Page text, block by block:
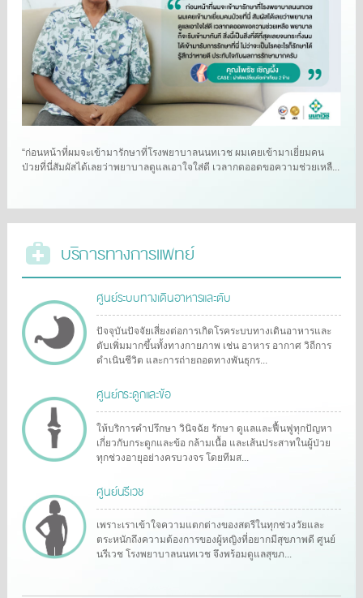
“ก่อนหน้าที่ผมจะเข้ามารักษาที่โรงพยาบาลนนทเวช ผมเคยเข้ามาเยี่ยมคน
ป่วยที่นี่สัมผัสได้เลยว่าพยาบาลดูแลเอาใจใส่ดี เวลากดออดขอความช่วยเหลื...
บริการทางการแพทย์
ศูนย์ระบบทางเดินอาหารและตับ
ปัจจุบันปัจจัยเสี่ยงต่อการเกิดโรคระบบทางเดินอาหารและ
ตับเพิ่มมากขึ้นทั้งทางกายภาพ เช่น อาหาร อากาศ วิถีการ
ดำเนินชีวิต และการถ่ายถอดทางพันธุกร...
ศูนย์กระดูกและข้อ
ให้บริการคำปรึกษา วินิจฉัย รักษา ดูแลและฟื้นฟูทุกปัญหา
เกี่ยวกับกระดูกและข้อ กล้ามเนื้อ และเส้นประสาทในผู้ป่วย
ทุกช่วงอายุอย่างครบวงจร โดยทีมส...
ศูนย์นรีเวช
เพราะเราเข้าใจความแตกต่างของสตรีในทุกช่วงวัยและ
ตระหนักถึงความต้องการของผู้หญิงที่อยากมีสุขภาพดี ศูนย์
นรีเวช โรงพยาบาลนนทเวช จึงพร้อมดูแลสุขภ...